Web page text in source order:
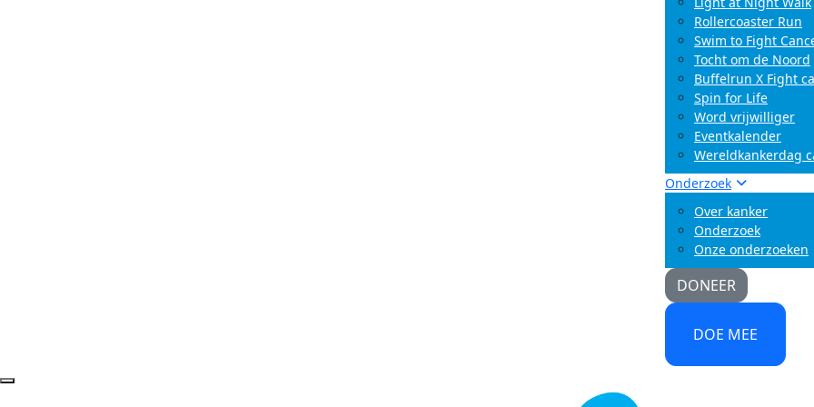
Rollercoaster Run
Swim to Fight
Tocht om de Noord
Buffelrun X Fight
Spin for Life
Word vrijwilliger
Eventkalender
Wereldkankerdag
Onderzoek
Over kanker
Onderzoek
Onze onderzoeken
DONEER
DOE MEE